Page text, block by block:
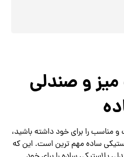
و صندلی
و مناسب را برای خود داشته باشید،
ساده مهم ترین است. این که